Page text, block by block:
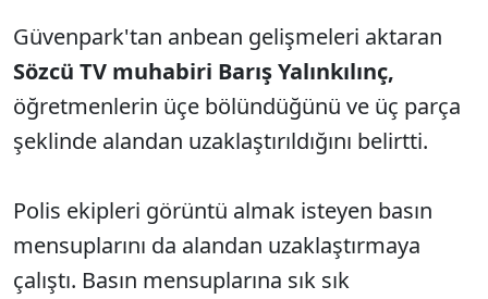
Sesi Aç
Güvenpark'tan anbean gelişmeleri aktaran
Sözcü TV muhabiri Barış Yalınkılınç,
öğretmenlerin üçe bölündüğünü ve üç parça
şeklinde alandan uzaklaştırıldığını belirtti.
Polis ekipleri görüntü almak isteyen basın
mensuplarını da alandan uzaklaştırmaya
çalıştı. Basın mensuplarına sık sık